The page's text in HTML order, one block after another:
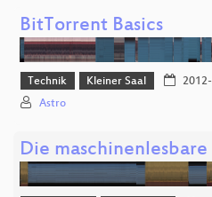
BitTorrent Basics
Technik Kleiner Saal
Astro
Die